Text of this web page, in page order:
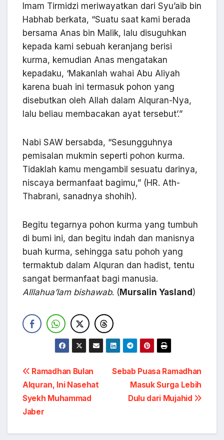
Imam Tirmidzi meriwayatkan dari Syu’aib bin
Habhab berkata, “Suatu saat kami berada
bersama Anas bin Malik, lalu disuguhkan
kepada kami sebuah keranjang berisi
kurma, kemudian Anas mengatakan
kepadaku, ‘Makanlah wahai Abu Aliyah
karena buah ini termasuk pohon yang
disebutkan oleh Allah dalam Alquran-Nya,
lalu beliau membacakan ayat tersebut’.”
Nabi SAW bersabda, “Sesungguhnya
pemisalan mukmin seperti pohon kurma.
Tidaklah kamu mengambil sesuatu darinya,
niscaya bermanfaat bagimu,” (HR. Ath-
Thabrani, sanadnya shohih).
Begitu tegarnya pohon kurma yang tumbuh
di bumi ini, dan begitu indah dan manisnya
buah kurma, sehingga satu pohoh yang
termaktub dalam Alquran dan hadist, tentu
sangat bermanfaat bagi manusia.
Alllahua’lam bishawab. (Mursalin Yasland)
Navigasi
pos
Sebab Puasa Ramadhan
Masuk Surga Lebih
Dulu dari Mujahid
Ramadhan Bulan
Alquran, Ini Nasehat
Syekh Muhammad
Jaber